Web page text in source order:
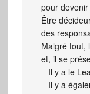
pour devenir
Être
des
Malgré tout,
et, il se
– Il y a le
– Il y a